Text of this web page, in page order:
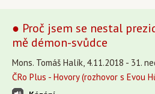
● Proč jsem se nestal
mě démon-svůdce
Mons. Tomáš Halík, 4.11.2018 - 31.
ČRo Plus - Hovory (rozhovor s Evou